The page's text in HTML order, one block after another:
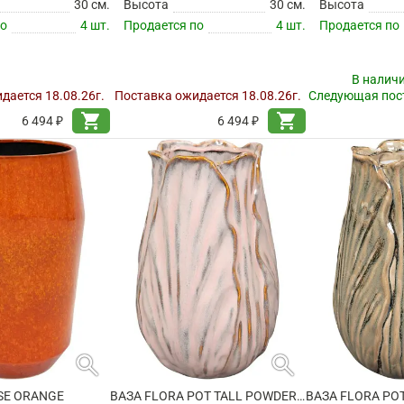
30 см.
4 шт.
18.08.26г.
6 494 ₽
shopping_cart
Высота
30 см.
Продается по
4 шт.
Поставка ожидается 18.08.26г.
6 494 ₽
shopping_cart
Высота
Продается по
В
Следующая
search
ORANGE
search
ВАЗА FLORA POT TALL POWDER PINK